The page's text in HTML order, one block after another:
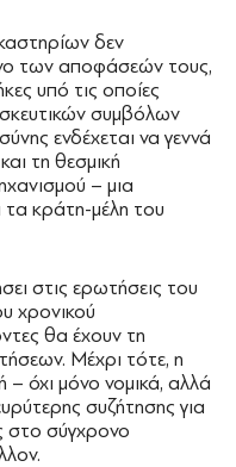
δεν
των αποφάσεών τους,
υπό τις οποίες
συμβόλων
ενδέχεται να γεννά
τη θεσμική
– μια
κράτη-μέλη του
στις ερωτήσεις του
χρονικού
θα έχουν τη
Μέχρι τότε, η
– όχι μόνο νομικά, αλλά
συζήτησης για
στο σύγχρονο